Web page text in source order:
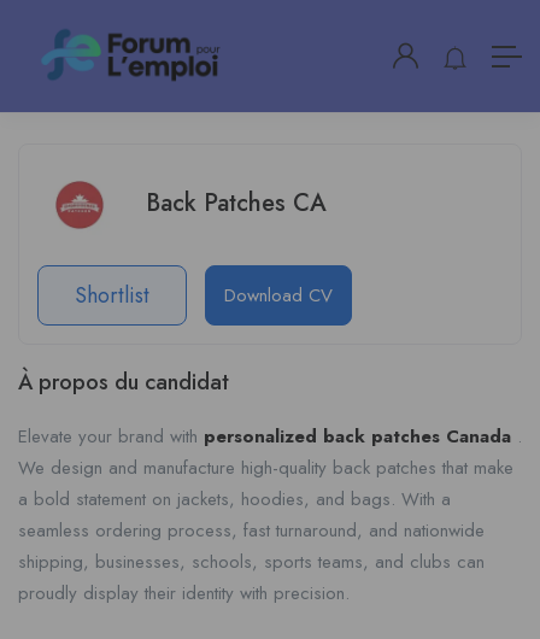
Back Patches CA
Shortlist Download CV
À propos du candidat
Elevate your brand with personalized back patches Canada .
We design and manufacture high-quality back patches that make
a bold statement on jackets, hoodies, and bags. With a
seamless ordering process, fast turnaround, and nationwide
shipping, businesses, schools, sports teams, and clubs can
proudly display their identity with precision.